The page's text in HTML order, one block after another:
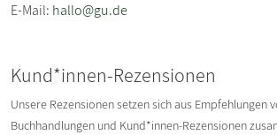
E-Mail: hallo@gu.de
Kund*innen-Rezensionen
Unsere Rezensionen setzen sich aus Empfehlungen
Buchhandlungen und Kund*innen-Rezensionen